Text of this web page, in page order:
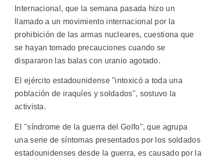
Internacional, que la semana pasada hizo un
llamado a un movimiento internacional por la
prohibición de las armas nucleares, cuestiona que
se hayan tomado precauciones cuando se
dispararon las balas con uranio agotado.
El ejército estadounidense "intoxicó a toda una
población de iraquíes y soldados", sostuvo la
activista.
El "síndrome de la guerra del Golfo", que agrupa
una serie de síntomas presentados por los soldados
estadounidenses desde la guerra, es causado por la